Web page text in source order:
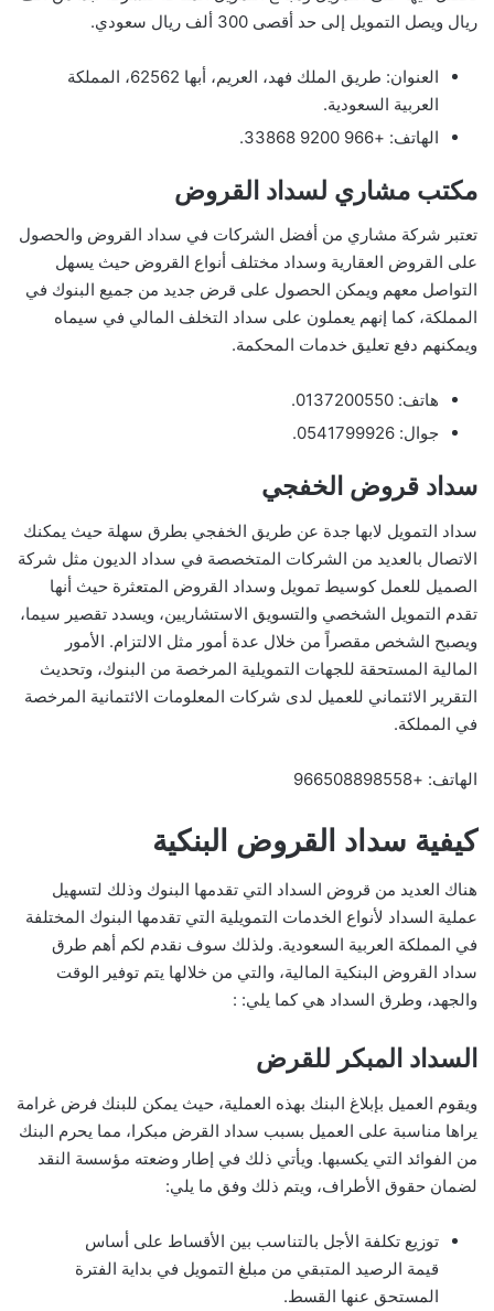
ريال ويصل التمويل إلى حد أقصى 300 ألف ريال سعودي.
العنوان: طريق الملك فهد، العريم، أبها 62562، المملكة
العربية السعودية.
الهاتف: +966 9200 33868.
مكتب مشاري لسداد القروض
تعتبر شركة مشاري من أفضل الشركات في سداد القروض والحصول
على القروض العقارية وسداد مختلف أنواع القروض حيث يسهل
التواصل معهم ويمكن الحصول على قرض جديد من جميع البنوك في
المملكة، كما إنهم يعملون على سداد التخلف المالي في سيماه
ويمكنهم دفع تعليق خدمات المحكمة.
هاتف: 0137200550.
جوال: 0541799926.
سداد قروض الخفجي
سداد التمويل لابها جدة عن طريق الخفجي بطرق سهلة حيث يمكنك
الاتصال بالعديد من الشركات المتخصصة في سداد الديون مثل شركة
الصميل للعمل كوسيط تمويل وسداد القروض المتعثرة حيث أنها
تقدم التمويل الشخصي والتسويق الاستشاريين، ويسدد تقصير سيما،
ويصبح الشخص مقصراً من خلال عدة أمور مثل الالتزام. الأمور
المالية المستحقة للجهات التمويلية المرخصة من البنوك، وتحديث
التقرير الائتماني للعميل لدى شركات المعلومات الائتمانية المرخصة
في المملكة.
الهاتف: +966508898558
كيفية سداد القروض البنكية
هناك العديد من قروض السداد التي تقدمها البنوك وذلك لتسهيل
عملية السداد لأنواع الخدمات التمويلية التي تقدمها البنوك المختلفة
في المملكة العربية السعودية. ولذلك سوف نقدم لكم أهم طرق
سداد القروض البنكية المالية، والتي من خلالها يتم توفير الوقت
والجهد، وطرق السداد هي كما يلي: :
السداد المبكر للقرض
ويقوم العميل بإبلاغ البنك بهذه العملية، حيث يمكن للبنك فرض غرامة
يراها مناسبة على العميل بسبب سداد القرض مبكرا، مما يحرم البنك
من الفوائد التي يكسبها. ويأتي ذلك في إطار وضعته مؤسسة النقد
لضمان حقوق الأطراف، ويتم ذلك وفق ما يلي:
توزيع تكلفة الأجل بالتناسب بين الأقساط على أساس
قيمة الرصيد المتبقي من مبلغ التمويل في بداية الفترة
المستحق عنها القسط.